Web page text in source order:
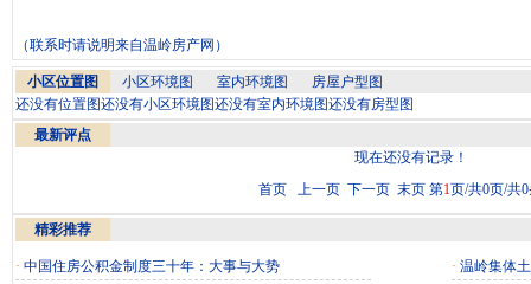
（联系时请说明来自温岭房产网 ）
小区位置图 小区环境图 室内环境图
房屋户型图
还没有位置图还没有小区环境图还没有室内环境图还没有房型图
最新评点
现在还没有记录！
首页 上一页 下一页 末页 第1页/共0页/共
精彩推荐
· 中国住房公积金制度三十年：大事与大势
· 温岭集体